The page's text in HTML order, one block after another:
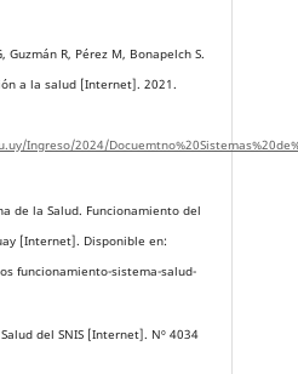
Guzmán R, Pérez M, Bonapelch S.
a la salud [Internet]. 2021.
Ingreso/2024/
de la Salud. Funcionamiento del
[Internet]. Disponible en:
funcionamiento-sistema-salud-
del SNIS [Internet]. Nº 4034